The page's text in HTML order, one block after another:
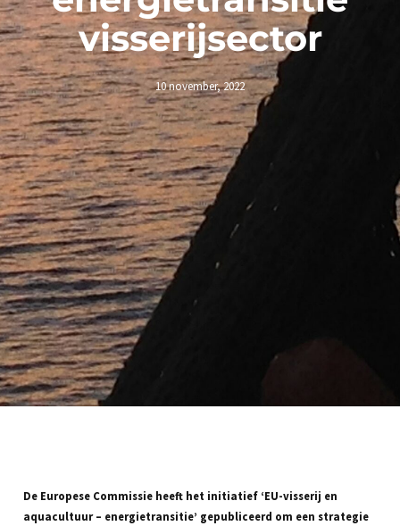
visserijsector
10 november, 2022
De Europese Commissie heeft het initiatief ‘EU-visserij en
aquacultuur – energietransitie’ gepubliceerd om een strategie